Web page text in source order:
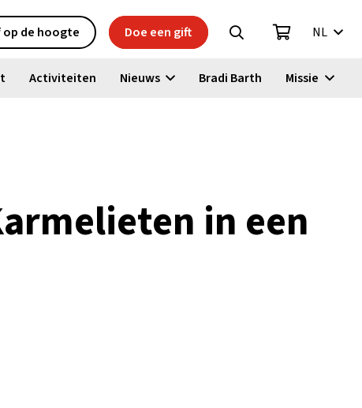
op de hoogte Doe een gift NL
Activiteiten Nieuws Bradi Barth Missie
in een